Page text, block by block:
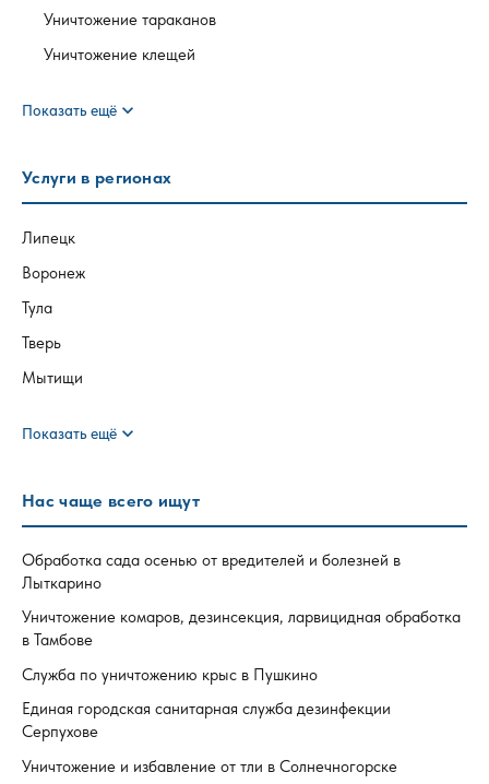
Уничтожение тараканов
Уничтожение клещей
Показать ещё expand_more
Услуги в регионах
Липецк
Воронеж
Тула
Тверь
Мытищи
Показать ещё expand_more
Нас чаще всего ищут
Обработка сада осенью от вредителей и болезней в
Лыткарино
Уничтожение комаров, дезинсекция, ларвицидная обработка
в Тамбове
Служба по уничтожению крыс в Пушкино
Единая городская санитарная служба дезинфекции
Серпухове
Уничтожение и избавление от тли в Солнечногорске